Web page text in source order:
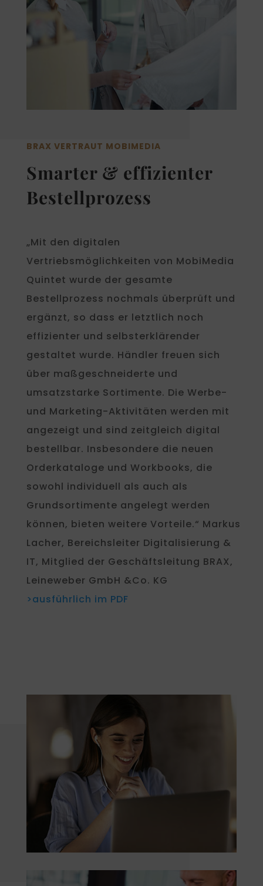
BRAX VERTRAUT MOBIMEDIA
Smarter & effizienter
Bestellprozess
„Mit den digitalen
Vertriebsmöglichkeiten von MobiMedia
Quintet wurde der gesamte
Bestellprozess nochmals überprüft und
ergänzt, so dass er letztlich noch
effizienter und selbsterklärender
gestaltet wurde. Händler freuen sich
über maßgeschneiderte und
umsatzstarke Sortimente. Die Werbe-
und Marketing-Aktivitäten werden mit
angezeigt und sind zeitgleich digital
bestellbar. Insbesondere die neuen
Orderkataloge und Workbooks, die
sowohl individuell als auch als
Grundsortimente angelegt werden
können, bieten weitere Vorteile.“ Markus
Lacher, Bereichsleiter Digitalisierung &
IT, Mitglied der Geschäftsleitung BRAX,
Leineweber GmbH &Co. KG
>ausführlich im PDF